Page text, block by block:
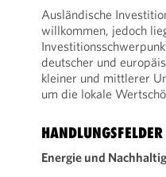
Ausländische
willkommen, jedoch
deutscher und
kleiner und mittlerer
um die lokale
HANDLUNGSFELDER
Energie und